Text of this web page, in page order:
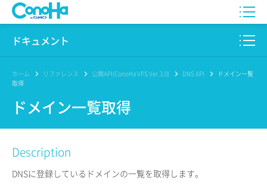
WING
Pencil
サービス一覧
ドキュメント
このサイトについて
プロダクト
リファレンス
リリースノート
ホーム リファレンス 公開API(ConoHa VPS Ver.3.0) DNS API
ドメイン一覧
取得
ドメイン一覧取得
Description
DNSに登録しているドメインの一覧を取得します。